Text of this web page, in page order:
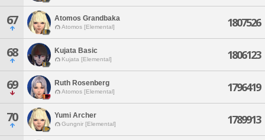
67 Atomos Grandbaka
Atomos [Elemental] 1807526
68 Kujata Basic
Kujata [Elemental] 1806123
69 Ruth Rosenberg
Atomos [Elemental] 1796419
70 Yumi Archer
Gungnir [Elemental] 1789913